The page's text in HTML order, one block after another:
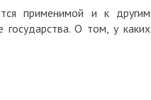
применимой и к другим
государства. О том, у каких